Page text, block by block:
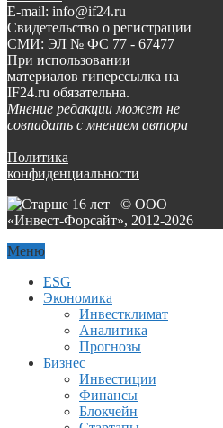
E-mail: info@if24.ru
Свидетельство о регистрации
СМИ: ЭЛ № ФС 77 - 67477
При использовании
материалов гиперссылка на
IF24.ru обязательна.
Мнение редакции может не
совпадать с мнением автора
Политика
конфиденциальности
© ООО
«Инвест-Форсайт», 2012-2026
Меню
ESG
Экономика
Инвестклимат
Аналитика
Прогнозы
Бизнес
Инвестиции
Финансы
Блокчейн